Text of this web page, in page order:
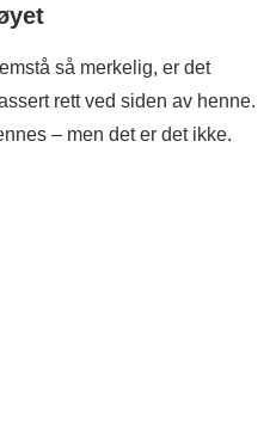
så merkelig, er det
rett ved siden av henne.
– men det er det ikke.